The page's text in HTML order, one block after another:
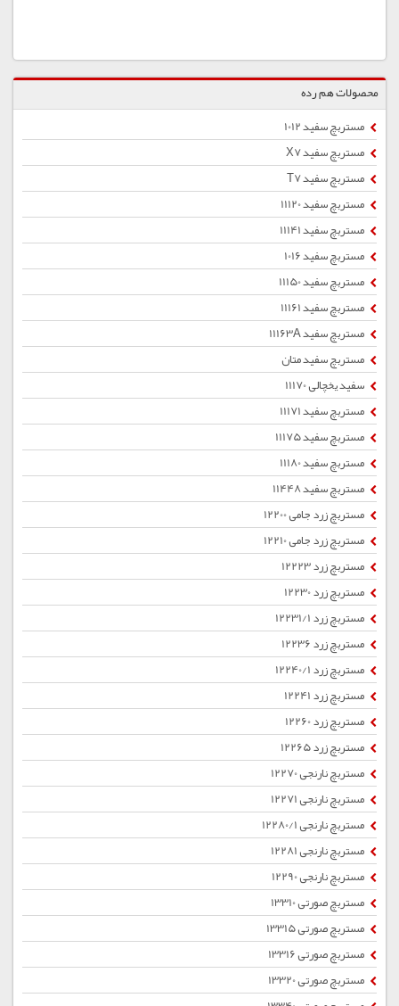
محصولات هم رده
مستربچ سفید 1012
مستربچ سفید X7
مستربچ سفید T7
مستربچ سفید 11120
مستربچ سفید 11141
مستربچ سفید 1016
مستربچ سفید 11150
مستربچ سفید 11161
مستربچ سفید 11163A
مستربچ سفید متان
سفید یخچالی 11170
مستربچ سفید 11171
مستربچ سفید 11175
مستربچ سفید 11180
مستربچ سفید 11448
مستربچ زرد جامی 12200
مستربچ زرد جامی 12210
مستربچ زرد 12223
مستربچ زرد 12230
مستربچ زرد 12231/1
مستربچ زرد 12236
مستربچ زرد 12240/1
مستربچ زرد 12241
مستربچ زرد 12260
مستربچ زرد 12265
مستربچ نارنجی 12270
مستربچ نارنجی 12271
مستربچ نارنجی 12280/1
مستربچ نارنجی 12281
مستربچ نارنجی 12290
مستربچ صورتی 13310
مستربچ صورتی 13315
مستربچ صورتی 13316
مستربچ صورتی 13320